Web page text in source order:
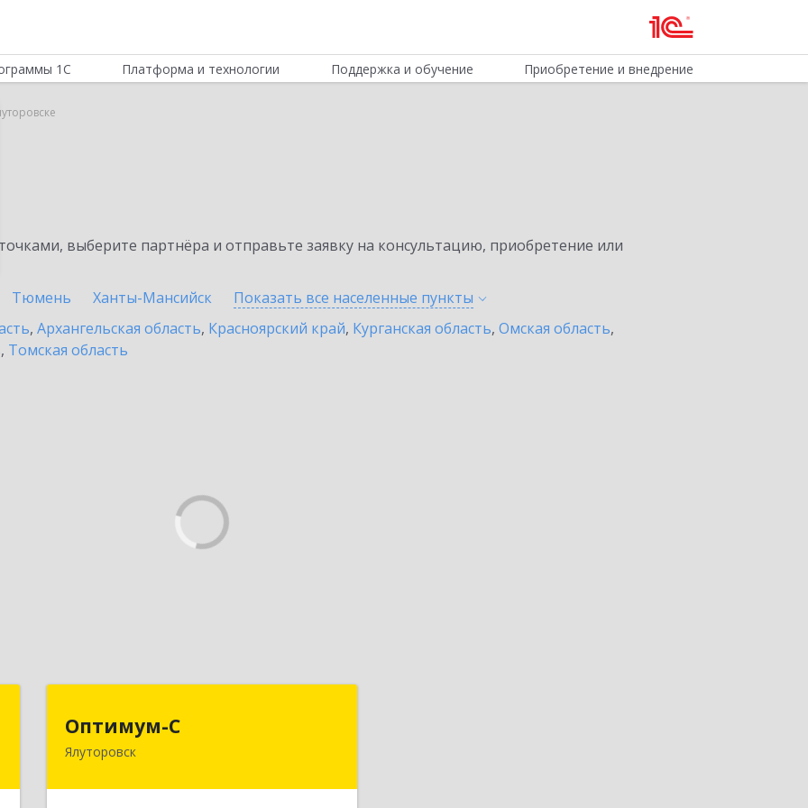
1С Платформа и технологии Поддержка и обучение Приобретение и внедрение
выберите партнёра и отправьте заявку на консультацию, приобретение или
Тюмень Ханты-Мансийск Показать все населенные пункты
, Архангельская область, Красноярский край, Курганская область, Омская область,
, Томская область
Оптимум-С
Ялуторовск